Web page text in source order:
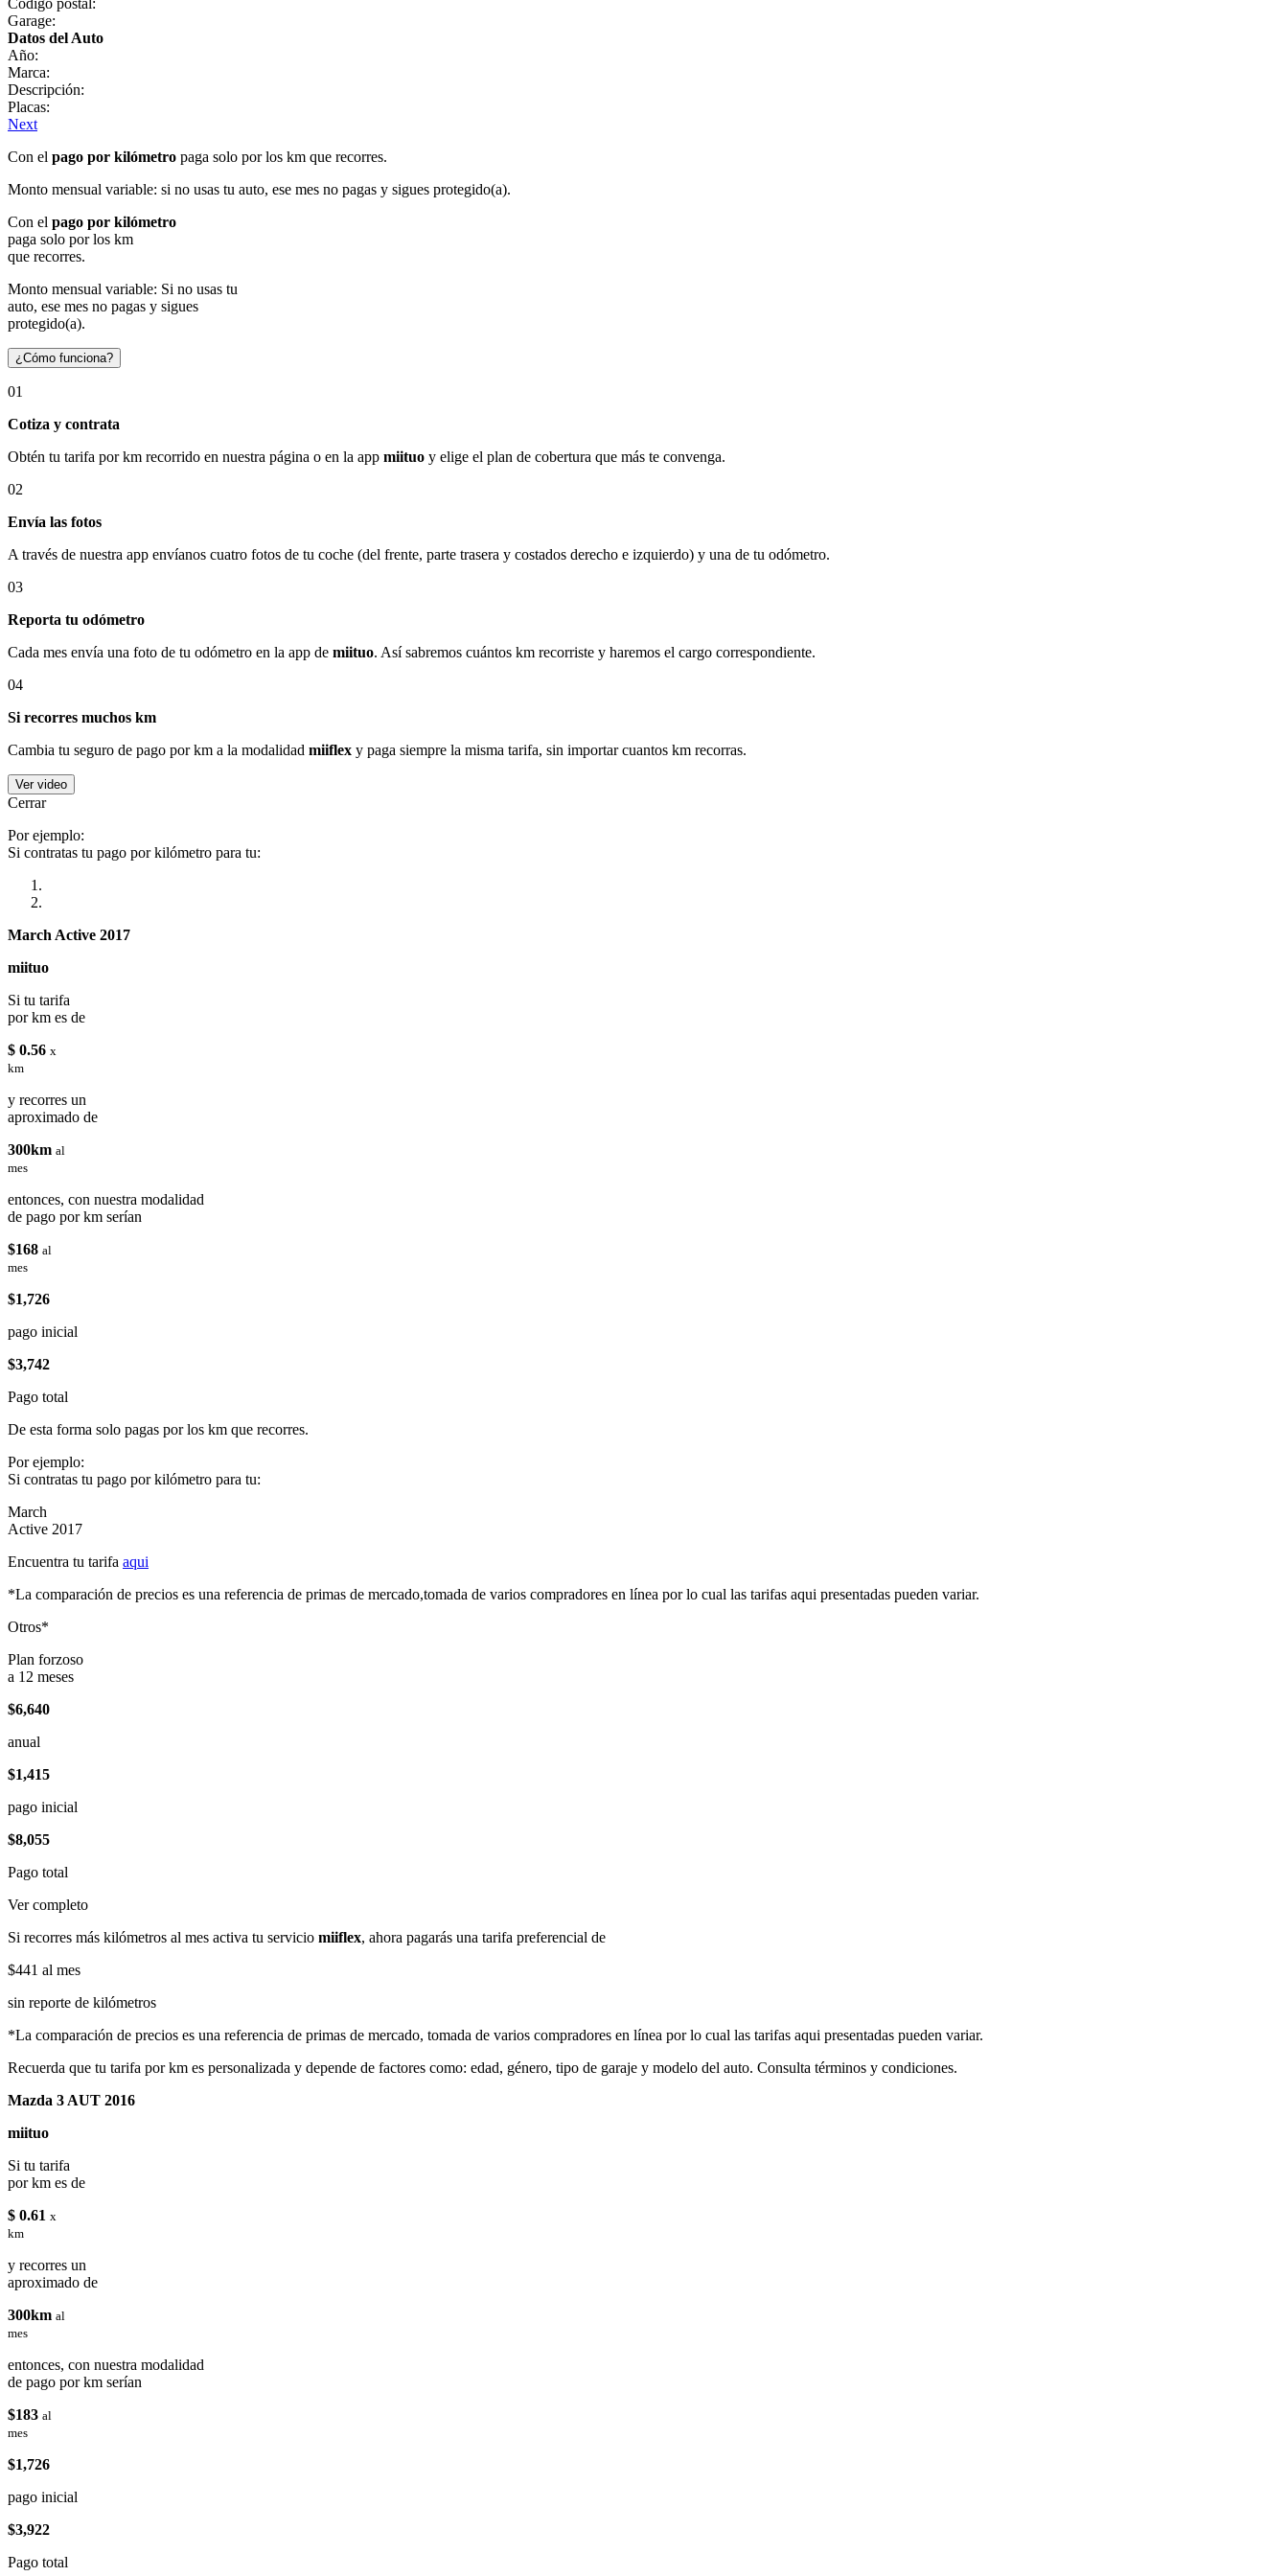
Garage:
Datos del Auto
Año:
Marca:
Descripción:
Placas:
Next
Con el pago por kilómetro paga solo por los km que recorres.
Monto mensual variable: si no usas tu auto, ese mes no pagas y sigues protegido(a).
Con el pago por kilómetro
paga solo por los km
que recorres.
Monto mensual variable: Si no usas tu
auto, ese mes no pagas y sigues
protegido(a).
¿Cómo funciona?
01
Cotiza y contrata
Obtén tu tarifa por km recorrido en nuestra página o en la app miituo y elige el plan de cobertura que más te convenga.
02
Envía las fotos
A través de nuestra app envíanos cuatro fotos de tu coche (del frente, parte trasera y costados derecho e izquierdo) y una de tu odómetro.
03
Reporta tu odómetro
Cada mes envía una foto de tu odómetro en la app de miituo. Así sabremos cuántos km recorriste y haremos el cargo correspondiente.
04
Si recorres muchos km
Cambia tu seguro de pago por km a la modalidad miiflex y paga siempre la misma tarifa, sin importar cuantos km recorras.
Ver video
Cerrar
Por ejemplo:
Si contratas tu pago por kilómetro para tu:
March Active 2017
miituo
Si tu tarifa
por km es de
$ 0.56 x
km
y recorres un
aproximado de
300km al
mes
entonces, con nuestra modalidad
de pago por km serían
$168 al
mes
$1,726
pago inicial
$3,742
Pago total
De esta forma solo pagas por los km que recorres.
Por ejemplo:
Si contratas tu pago por kilómetro para tu:
March
Active 2017
Encuentra tu tarifa aqui
*La comparación de precios es una referencia de primas de mercado,tomada de varios compradores en línea por lo cual las tarifas aqui presentadas pueden variar.
Otros*
Plan forzoso
a 12 meses
$6,640
anual
$1,415
pago inicial
$8,055
Pago total
Ver completo
Si recorres más kilómetros al mes activa tu servicio miiflex, ahora pagarás una tarifa preferencial de
$441 al mes
sin reporte de kilómetros
*La comparación de precios es una referencia de primas de mercado, tomada de varios compradores en línea por lo cual las tarifas aqui presentadas pueden variar.
Recuerda que tu tarifa por km es personalizada y depende de factores como: edad, género, tipo de garaje y modelo del auto. Consulta términos y condiciones.
Mazda 3 AUT 2016
miituo
Si tu tarifa
por km es de
$ 0.61 x
km
y recorres un
aproximado de
300km al
mes
entonces, con nuestra modalidad
de pago por km serían
$183 al
mes
$1,726
pago inicial
$3,922
Pago total